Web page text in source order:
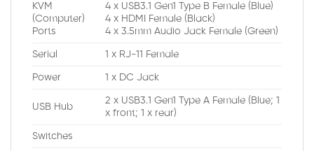
KVM
(Computer)
Ports
4 x USB3.1 Gen1 Type B Female (Blue)
4 x HDMI Female (Black)
4 x 3.5mm Audio Jack Female (Green)
Serial 1 x RJ-11 Female
Power 1 x DC Jack
USB Hub
2 x USB3.1 Gen1 Type A Female (Blue; 1
x front; 1 x rear)
Switches